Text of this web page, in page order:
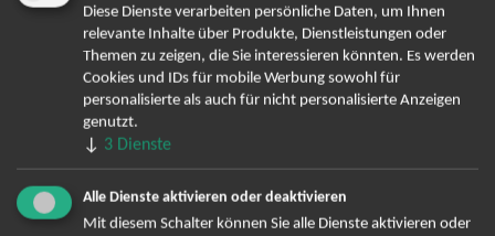
TOP-Events
André Rieu Tickets
David Garrett Tickets
Andrea Berg Tickets
Backstreet Boys Tickets
Unheilig Tickets
Santiano Tickets
Ina Müller Tickets
Diese Dienste verarbeiten persönliche Daten, um Ihnen
relevante Inhalte über Produkte, Dienstleistungen oder
Themen zu zeigen, die Sie interessieren könnten. Es werden
Cookies und IDs für mobile Werbung sowohl für
personalisierte als auch für nicht personalisierte Anzeigen
genutzt.
↓ 3 Dienste
Alle Dienste aktivieren oder deaktivieren
Mit diesem Schalter können Sie alle Dienste aktivieren oder